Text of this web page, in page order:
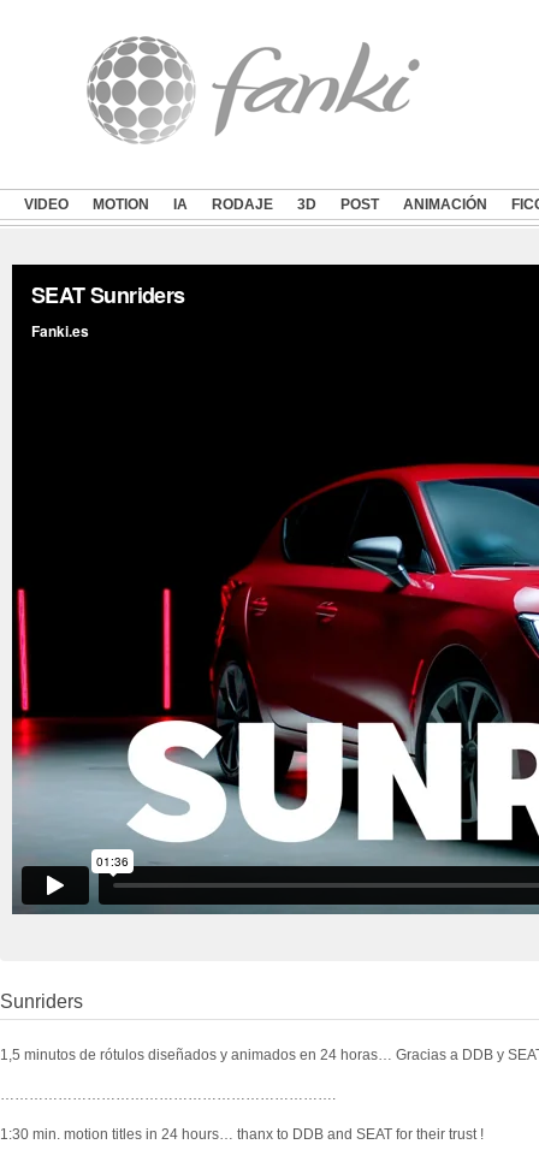
VIDEO MOTION IA RODAJE 3D POST ANIMACIÓN
Sunriders
1,5 minutos de rótulos diseñados y animados en 24 horas… Gracias a DDB y
…………………………………………………………….
1:30 min. motion titles in 24 hours… thanx to DDB and SEAT for their trust !